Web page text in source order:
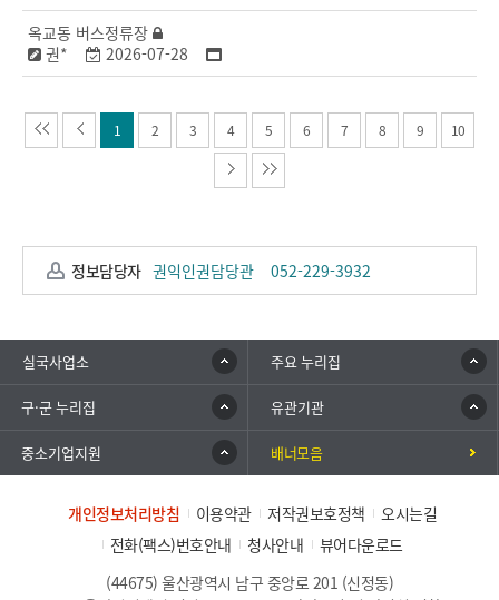
옥교동 버스정류장
권*
2026-07-28
1 2 3 4 5 6 7 8 9 10
정보담당자 권익인권담당관 052-229-3932
실국사업소 주요 누리집
구·군 누리집 유관기관
중소기업지원 배너모음
개인정보처리방침 이용약관 저작권보호정책
오시는길
전화(팩스)번호안내
청사안내
뷰어다운로드
(44675) 울산광역시 남구 중앙로 201 (신정동)